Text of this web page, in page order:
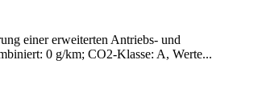
einer erweiterten Antriebs- und
0 g/km; CO2-Klasse: A, Werte...